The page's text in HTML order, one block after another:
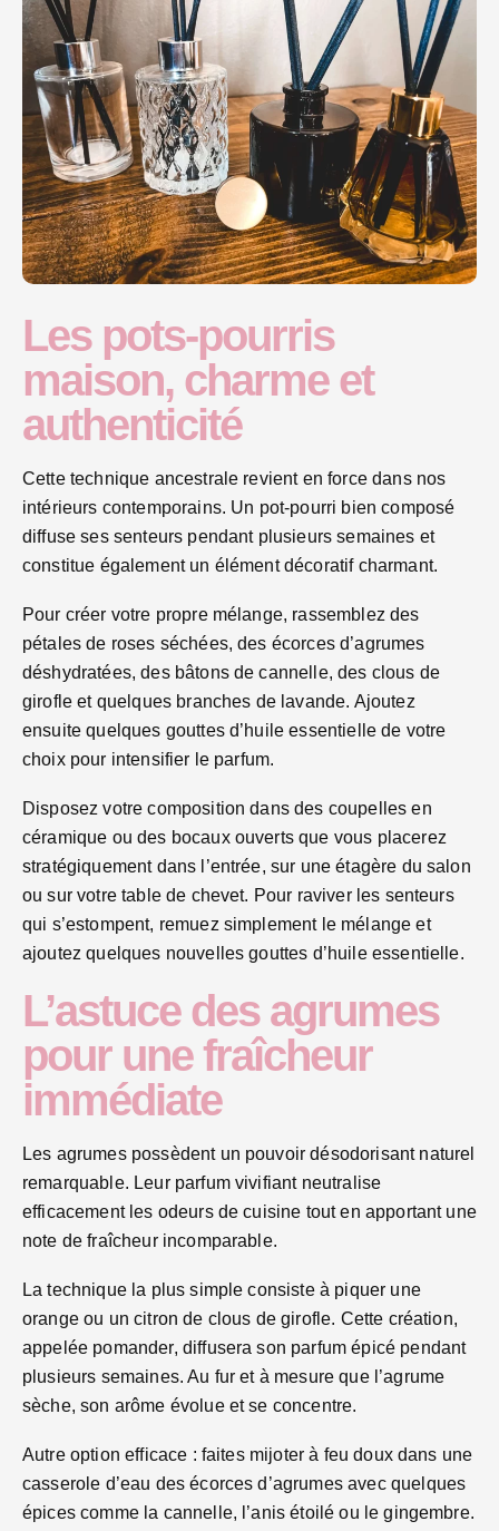
Les pots-pourris
maison, charme et
authenticité
Cette technique ancestrale revient en force dans nos
intérieurs contemporains. Un pot-pourri bien composé
diffuse ses senteurs pendant plusieurs semaines et
constitue également un élément décoratif charmant.
Pour créer votre propre mélange, rassemblez des
pétales de roses séchées, des écorces d’agrumes
déshydratées, des bâtons de cannelle, des clous de
girofle et quelques branches de lavande. Ajoutez
ensuite quelques gouttes d’huile essentielle de votre
choix pour intensifier le parfum.
Disposez votre composition dans des coupelles en
céramique ou des bocaux ouverts que vous placerez
stratégiquement dans l’entrée, sur une étagère du salon
ou sur votre table de chevet. Pour raviver les senteurs
qui s’estompent, remuez simplement le mélange et
ajoutez quelques nouvelles gouttes d’huile essentielle.
L’astuce des agrumes
pour une fraîcheur
immédiate
Les agrumes possèdent un pouvoir désodorisant naturel
remarquable. Leur parfum vivifiant neutralise
efficacement les odeurs de cuisine tout en apportant une
note de fraîcheur incomparable.
La technique la plus simple consiste à piquer une
orange ou un citron de clous de girofle. Cette création,
appelée pomander, diffusera son parfum épicé pendant
plusieurs semaines. Au fur et à mesure que l’agrume
sèche, son arôme évolue et se concentre.
Autre option efficace : faites mijoter à feu doux dans une
casserole d’eau des écorces d’agrumes avec quelques
épices comme la cannelle, l’anis étoilé ou le gingembre.